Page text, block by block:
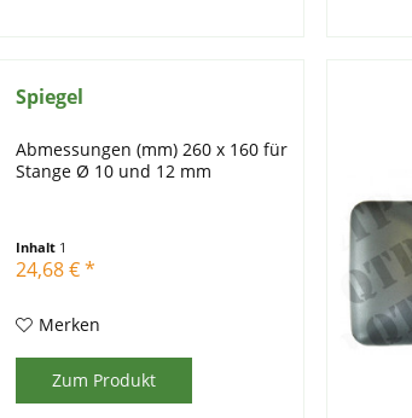
Spiegel
Abmessungen (mm) 260 x 160 für
Stange Ø 10 und 12 mm
Inhalt 1
24,68 € *
Merken
Zum Produkt